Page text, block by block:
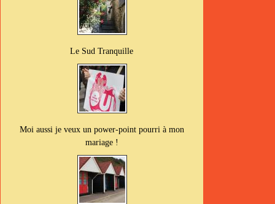
Le Sud Tranquille
Moi aussi je veux un power-point pourri à mon
mariage !